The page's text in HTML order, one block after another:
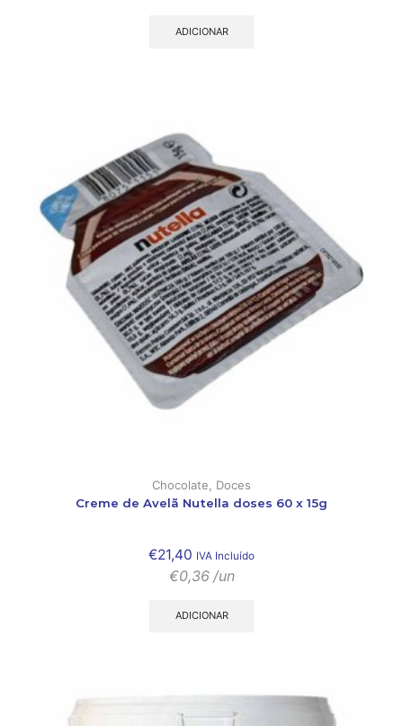
ADICIONAR
Chocolate
Doces
Creme de Avelã Nutella doses 60 x 15g
€21,40 IVA Incluído
€0,36 /un
ADICIONAR